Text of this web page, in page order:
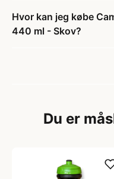
Hvor kan jeg købe
440 ml - Skov?
Du er